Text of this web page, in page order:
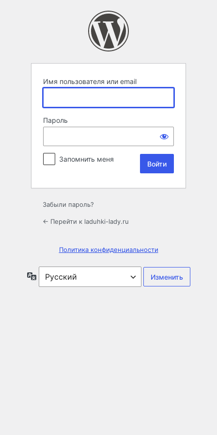
Имя пользователя или email
Пароль
Запомнить меня
Забыли пароль?
← Перейти к laduhki-lady.ru
Политика конфиденциальности
Язык